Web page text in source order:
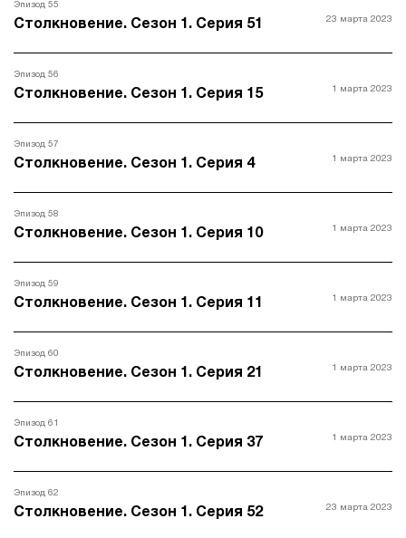
Эпизод 55
Столкновение. Сезон 1. Серия 51 23 марта 2023
Эпизод 56
Столкновение. Сезон 1. Серия 15 1 марта 2023
Эпизод 57
Столкновение. Сезон 1. Серия 4 1 марта 2023
Эпизод 58
Столкновение. Сезон 1. Серия 10 1 марта 2023
Эпизод 59
Столкновение. Сезон 1. Серия 11 1 марта 2023
Эпизод 60
Столкновение. Сезон 1. Серия 21 1 марта 2023
Эпизод 61
Столкновение. Сезон 1. Серия 37 1 марта 2023
Эпизод 62
Столкновение. Сезон 1. Серия 52 23 марта 2023